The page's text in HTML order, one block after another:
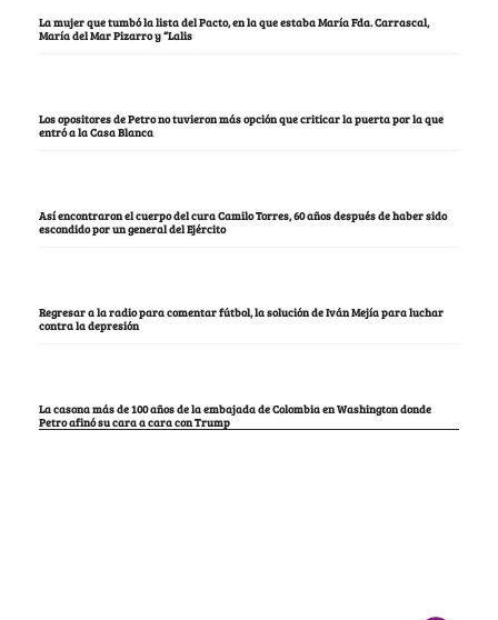
La mujer que tumbó la lista del Pacto, en la que estaba María Fda. Carrascal,
María del Mar Pizarro y “Lalis
Los opositores de Petro no tuvieron más opción que criticar la puerta por la que
entró a la Casa Blanca
Así encontraron el cuerpo del cura Camilo Torres, 60 años después de haber sido
escondido por un general del Ejército
Regresar a la radio para comentar fútbol, la solución de Iván Mejía para luchar
contra la depresión
La casona más de 100 años de la embajada de Colombia en Washington donde
Petro afinó su cara a cara con Trump